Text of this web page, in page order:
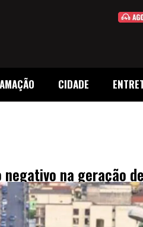
CIDADE
na geração